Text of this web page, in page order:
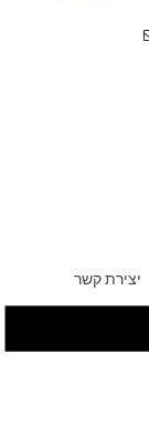
יצירת קשר